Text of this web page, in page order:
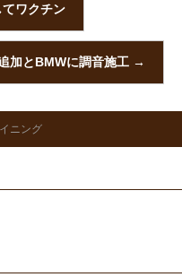
ワクチン
加とBMWに調音施工 →
ニング